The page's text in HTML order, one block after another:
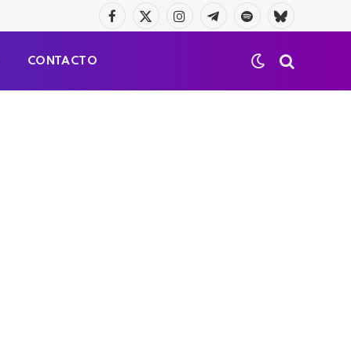
Facebook
X
InstagramTelegramaSpotifyBluesky
CONTACTO